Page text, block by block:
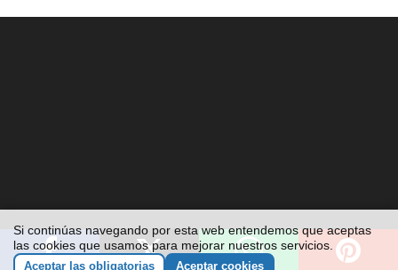
Si continúas navegando por esta web entendemos que aceptas
las cookies que usamos para mejorar nuestros servicios.
Aceptar las obligatorias Aceptar cookies